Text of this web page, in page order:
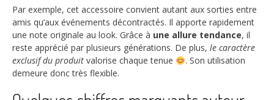
Par exemple, cet accessoire convient autant aux sorties entre
amis qu’aux événements décontractés. Il apporte rapidement
une note originale au look. Grâce à une allure tendance, il
reste apprécié par plusieurs générations. De plus, le caractère
exclusif du produit valorise chaque tenue
. Son utilisation
demeure donc très flexible.